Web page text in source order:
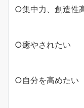
○集中力、創造性
○癒やされたい
○自分を高めたい